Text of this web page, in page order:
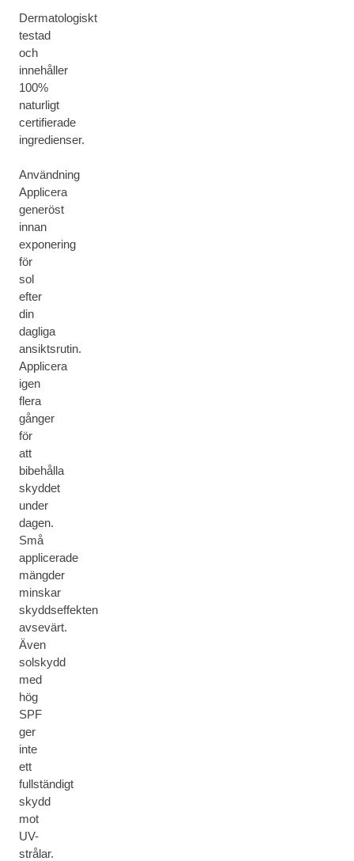
Dermatologiskt
testad
och
innehåller
100%
naturligt
certifierade
ingredienser.
Användning
Applicera
generöst
innan
exponering
för
sol
efter
din
dagliga
ansiktsrutin.
Applicera
igen
flera
gånger
för
att
bibehålla
skyddet
under
dagen.
Små
applicerade
mängder
minskar
skyddseffekten
avsevärt.
Även
solskydd
med
hög
SPF
ger
inte
ett
fullständigt
skydd
mot
UV-
strålar.